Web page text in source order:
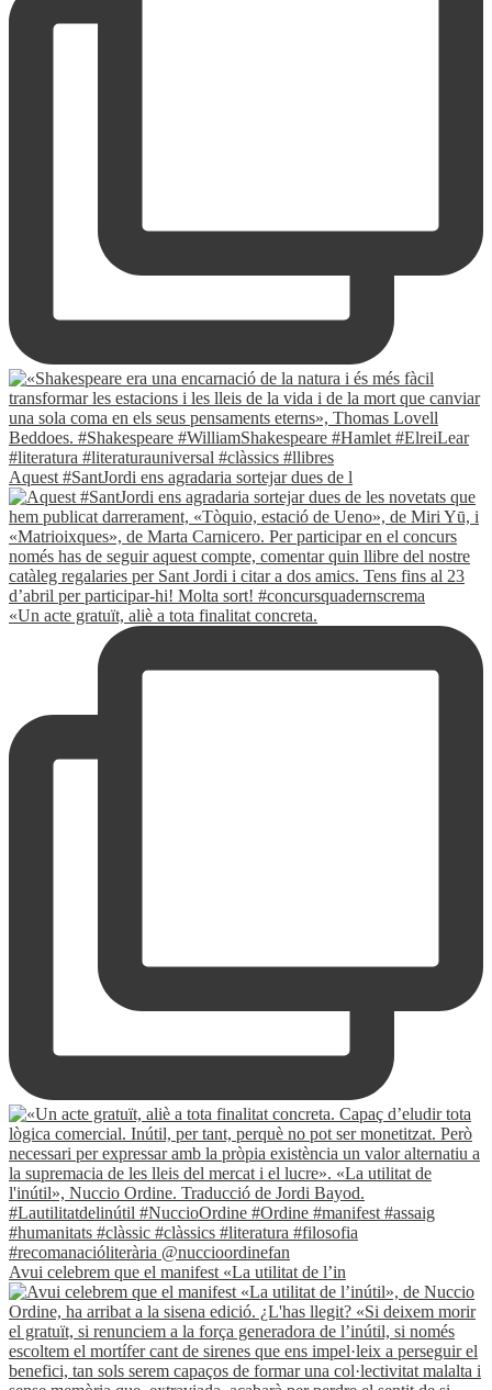
Aquest #SantJordi ens agradaria sortejar dues de l
«Un acte gratuït, aliè a tota finalitat concreta.
Avui celebrem que el manifest «La utilitat de l’in